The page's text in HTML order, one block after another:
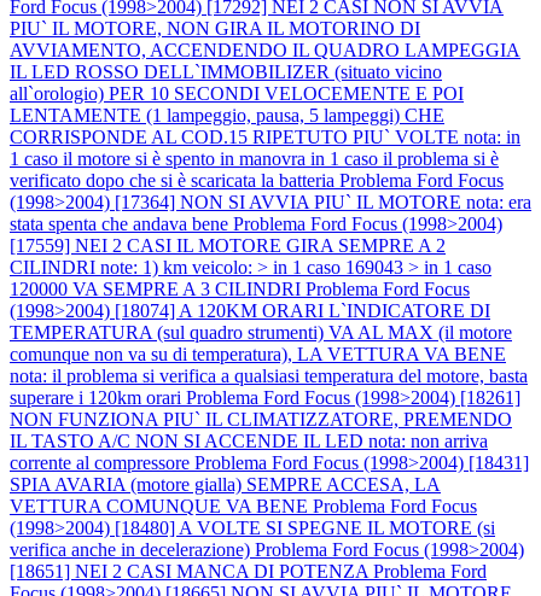
Ford Focus (1998>2004) [17292] NEI 2 CASI NON SI AVVIA
PIU` IL MOTORE, NON GIRA IL MOTORINO DI
AVVIAMENTO, ACCENDENDO IL QUADRO LAMPEGGIA
IL LED ROSSO DELL`IMMOBILIZER (situato vicino
all`orologio) PER 10 SECONDI VELOCEMENTE E POI
LENTAMENTE (1 lampeggio, pausa, 5 lampeggi) CHE
CORRISPONDE AL COD.15 RIPETUTO PIU` VOLTE nota: in
1 caso il motore si è spento in manovra in 1 caso il problema si è
verificato dopo che si è scaricata la batteria Problema Ford Focus
(1998>2004) [17364] NON SI AVVIA PIU` IL MOTORE nota: era
stata spenta che andava bene Problema Ford Focus (1998>2004)
[17559] NEI 2 CASI IL MOTORE GIRA SEMPRE A 2
CILINDRI note: 1) km veicolo: > in 1 caso 169043 > in 1 caso
120000 VA SEMPRE A 3 CILINDRI Problema Ford Focus
(1998>2004) [18074] A 120KM ORARI L`INDICATORE DI
TEMPERATURA (sul quadro strumenti) VA AL MAX (il motore
comunque non va su di temperatura), LA VETTURA VA BENE
nota: il problema si verifica a qualsiasi temperatura del motore, basta
superare i 120km orari Problema Ford Focus (1998>2004) [18261]
NON FUNZIONA PIU` IL CLIMATIZZATORE, PREMENDO
IL TASTO A/C NON SI ACCENDE IL LED nota: non arriva
corrente al compressore Problema Ford Focus (1998>2004) [18431]
SPIA AVARIA (motore gialla) SEMPRE ACCESA, LA
VETTURA COMUNQUE VA BENE Problema Ford Focus
(1998>2004) [18480] A VOLTE SI SPEGNE IL MOTORE (si
verifica anche in decelerazione) Problema Ford Focus (1998>2004)
[18651] NEI 2 CASI MANCA DI POTENZA Problema Ford